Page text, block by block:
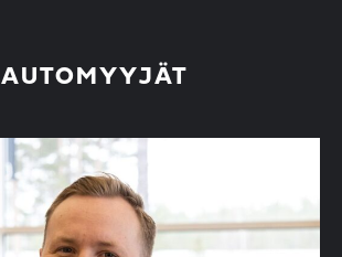
AUTOMYYJÄT